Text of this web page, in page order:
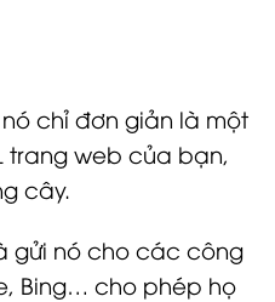
chỉ đơn giản là một
trang web của bạn,
cây.
gửi nó cho các công
Bing… cho phép họ